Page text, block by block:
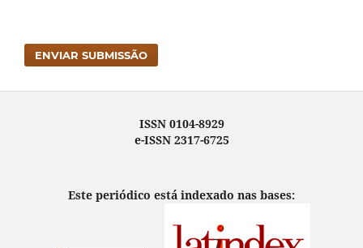
ENVIAR SUBMISSÃO
ISSN 0104-8929
e-ISSN 2317-6725
Este periódico está indexado nas bases: